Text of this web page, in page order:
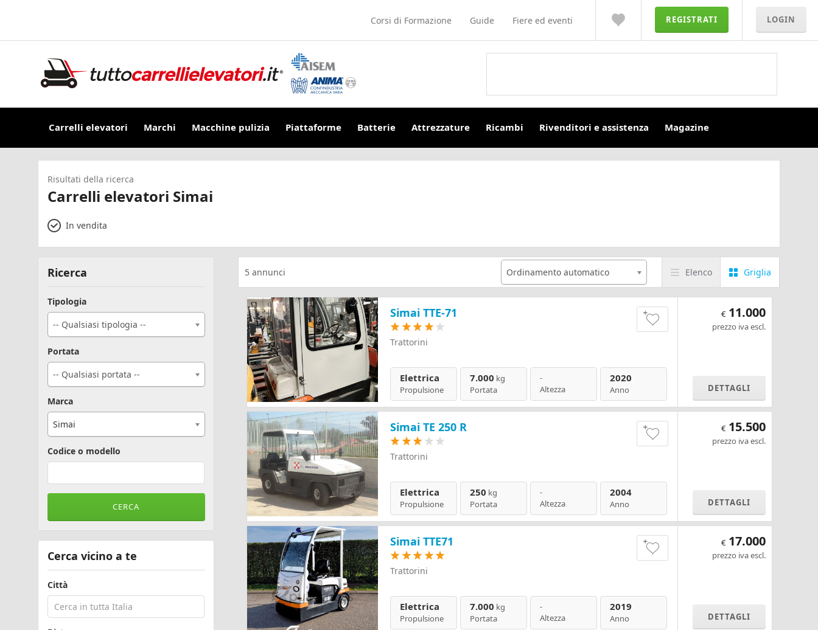
Corsi di Formazione Guide Fiere ed eventi REGISTRATI LOGIN
Carrelli elevatori Marchi Macchine pulizia Piattaforme Batterie Attrezzature Ricambi Rivenditori e assistenza Magazine
Risultati della ricerca
Carrelli elevatori Simai
In vendita
5annunci Elenco Griglia
Ordinamento automatico
Simai TTE-71
Trattorini
Elettrica
Propulsione
7.000 kg
Portata
-
Altezza
2020
Anno
€ 11.000
prezzo iva escl.
DETTAGLI
Simai TE 250 R
Trattorini
Elettrica
Propulsione
250 kg
Portata
-
Altezza
2004
Anno
€ 15.500
prezzo iva escl.
DETTAGLI
Simai TTE71
Trattorini
Elettrica
Propulsione
7.000 kg
Portata
-
Altezza
2019
Anno
€ 17.000
prezzo iva escl.
DETTAGLI
Ricerca
Tipologia
-- Qualsiasi tipologia --
Portata
-- Qualsiasi portata --
Marca
Simai
Codice o modello
Cerca vicino a te
Città